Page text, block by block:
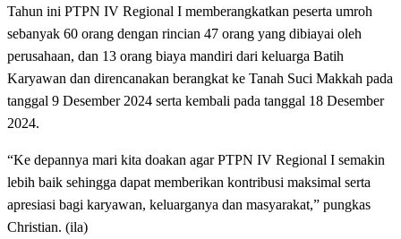
Tahun ini PTPN IV Regional I memberangkatkan peserta umroh
sebanyak 60 orang dengan rincian 47 orang yang dibiayai oleh
perusahaan, dan 13 orang biaya mandiri dari keluarga Batih
Karyawan dan direncanakan berangkat ke Tanah Suci Makkah pada
tanggal 9 Desember 2024 serta kembali pada tanggal 18 Desember
2024.
“Ke depannya mari kita doakan agar PTPN IV Regional I semakin
lebih baik sehingga dapat memberikan kontribusi maksimal serta
apresiasi bagi karyawan, keluarganya dan masyarakat,” pungkas
Christian. (ila)